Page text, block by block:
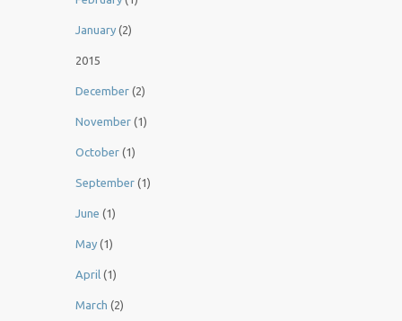
January (2)
2015
December (2)
November (1)
October (1)
September (1)
June (1)
May (1)
April (1)
March (2)